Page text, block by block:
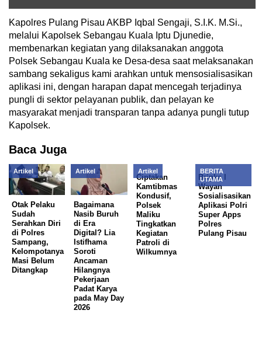
Kapolres Pulang Pisau AKBP Iqbal Sengaji, S.I.K. M.Si.,
melalui Kapolsek Sebangau Kuala Iptu Djunedie,
membenarkan kegiatan yang dilaksanakan anggota
Polsek Sebangau Kuala ke Desa-desa saat melaksanakan
sambang sekaligus kami arahkan untuk mensosialisasikan
aplikasi ini, dengan harapan dapat mencegah terjadinya
pungli di sektor pelayanan publik, dan pelayan ke
masyarakat menjadi transparan tanpa adanya pungli tutup
Kapolsek.
Baca Juga
Artikel
Otak Pelaku
Sudah
Serahkan Diri
di Polres
Sampang,
Kelompotanya
Masi Belum
Ditangkap
Artikel
Bagaimana
Nasib Buruh
di Era
Digital? Lia
Istifhama
Soroti
Ancaman
Hilangnya
Pekerjaan
Padat Karya
pada May Day
2026
Artikel
Ciptakan
Kamtibmas
Kondusif,
Polsek
Maliku
Tingkatkan
Kegiatan
Patroli di
Wilkumnya
BERITA
UTAMA
Bripka I
Wayan
Sosialisasikan
Aplikasi Polri
Super Apps
Polres
Pulang Pisau